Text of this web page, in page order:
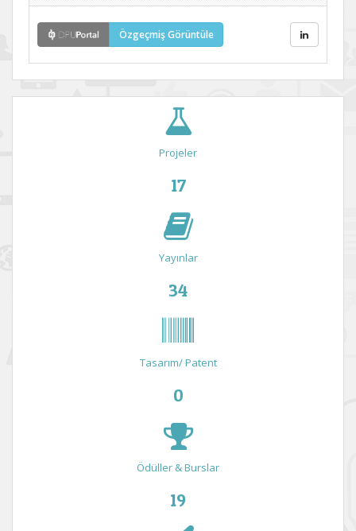
Özgeçmiş Görüntüle
Projeler
17
Yayınlar
34
Tasarım/ Patent
0
Ödüller & Burslar
19